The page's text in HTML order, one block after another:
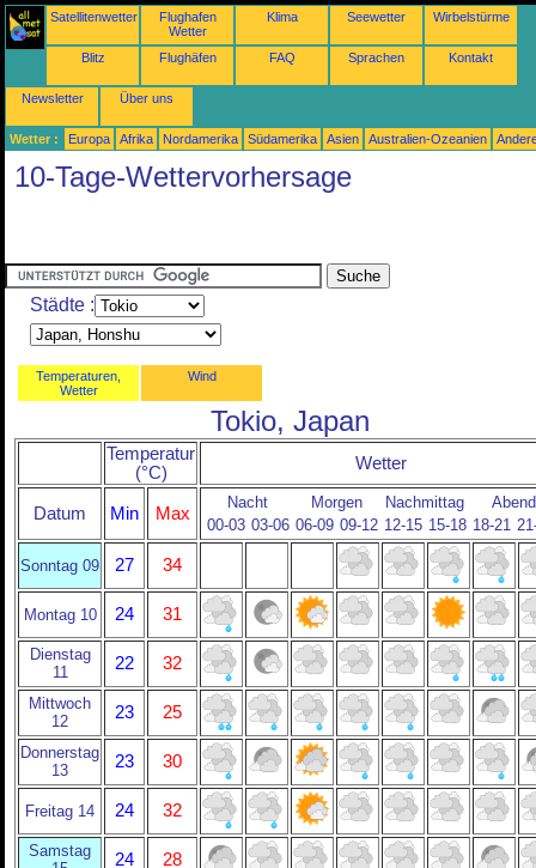
Satellitenwetter
Flughafen
Wetter
Klima Seewetter Wirbelstürme
Blitz Flughäfen FAQ Sprachen Kontakt
Newsletter Über uns
Wetter : Europa Afrika Nordamerika Südamerika Asien Australien-Ozeanien
10-Tage-Wettervorhersage
Städte :
Temperaturen,
Wetter
Wind
Tokio, Japan
Temperatur
(°C)
Wetter
Datum Min Max
Nacht Morgen Nachmittag
Abend
00-03 03-06 06-09 09-12 12-15 15-18 18-21
Sonntag 09 27 34
Montag 10 24 31
Dienstag
11
22 32
Mittwoch
12
23 25
Donnerstag
13
23 30
Freitag 14 24 32
Samstag
24 28